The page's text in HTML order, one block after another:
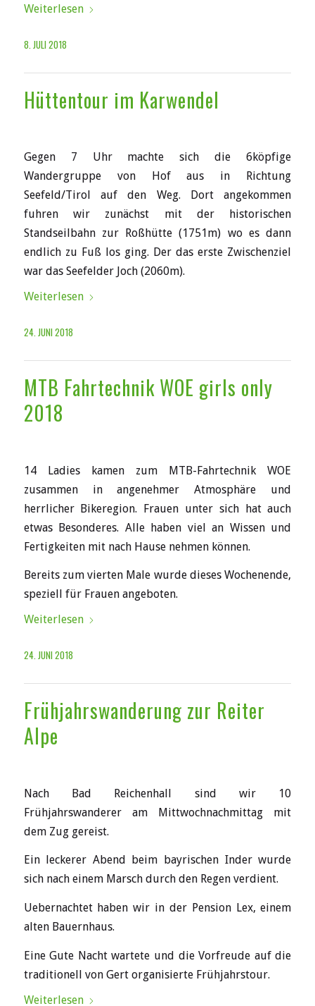
Weiterlesen
8. JULI 2018
Hüttentour im Karwendel
Gegen 7 Uhr machte sich die 6köpfige
Wandergruppe von Hof aus in Richtung
Seefeld/Tirol auf den Weg. Dort angekommen
fuhren wir zunächst mit der historischen
Standseilbahn zur Roßhütte (1751m) wo es dann
endlich zu Fuß los ging. Der das erste Zwischenziel
war das Seefelder Joch (2060m).
Weiterlesen
24. JUNI 2018
MTB Fahrtechnik WOE girls only
2018
14 Ladies kamen zum MTB-Fahrtechnik WOE
zusammen in angenehmer Atmosphäre und
herrlicher Bikeregion. Frauen unter sich hat auch
etwas Besonderes. Alle haben viel an Wissen und
Fertigkeiten mit nach Hause nehmen können.
Bereits zum vierten Male wurde dieses Wochenende,
speziell für Frauen angeboten.
Weiterlesen
24. JUNI 2018
Frühjahrswanderung zur Reiter
Alpe
Nach Bad Reichenhall sind wir 10
Frühjahrswanderer am Mittwochnachmittag mit
dem Zug gereist.
Ein leckerer Abend beim bayrischen Inder wurde
sich nach einem Marsch durch den Regen verdient.
Uebernachtet haben wir in der Pension Lex, einem
alten Bauernhaus.
Eine Gute Nacht wartete und die Vorfreude auf die
traditionell von Gert organisierte Frühjahrstour.
Weiterlesen